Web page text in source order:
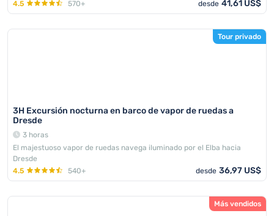
4.5
570+ desde 41,61 US$
Tour privado
3H Excursión nocturna en barco de vapor de ruedas a
Dresde
3 horas
El majestuoso vapor de ruedas navega iluminado por el Elba hacia
Dresde
4.5
540+ desde 36,97 US$
Más vendidos